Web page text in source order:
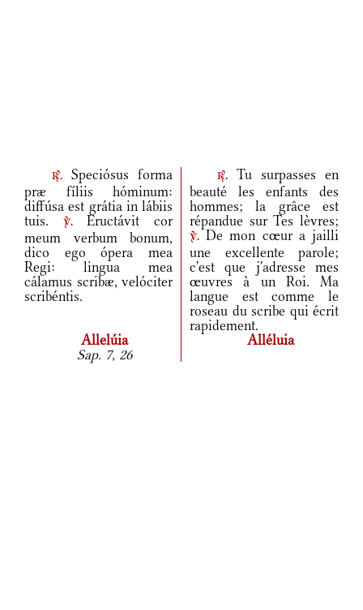
r.Speciósus forma
præ fíliis hóminum:
diffúsa est grátia in lábiis
tuis.
v.Eructávit cor
meum verbum bonum,
dico ego ópera mea
Regi: lingua mea
cálamus scribæ, velóciter
scribéntis.
r.Tu surpasses en
beauté les enfants des
hommes; la grâce est
répandue sur Tes lèvres;
v. De mon cœur a jailli
une excellente parole;
c'est que j'adresse mes
œuvres à un Roi. Ma
langue est comme le
roseau du scribe qui écrit
rapidement.
Allelúia
Alléluia
Sap. 7, 26